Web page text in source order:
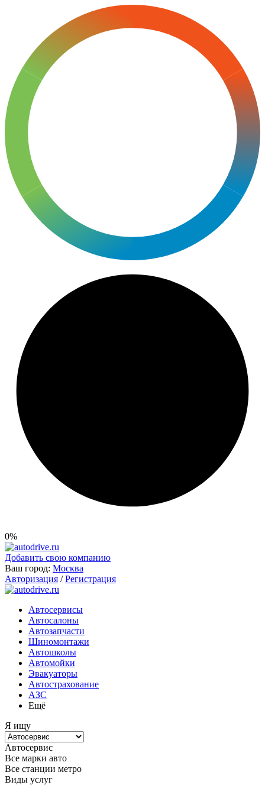
0%
Добавить свою компанию
Ваш город: Москва
Авторизация / Регистрация
Автосервисы
Автосалоны
Автозапчасти
Шиномонтажи
Автошколы
Автомойки
Эвакуаторы
Автострахование
АЗС
Ещё
Я ищу
Автосервис
Все марки авто
Все станции метро
Виды услуг